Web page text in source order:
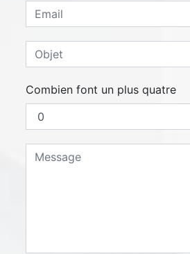
Combien font un plus quatre